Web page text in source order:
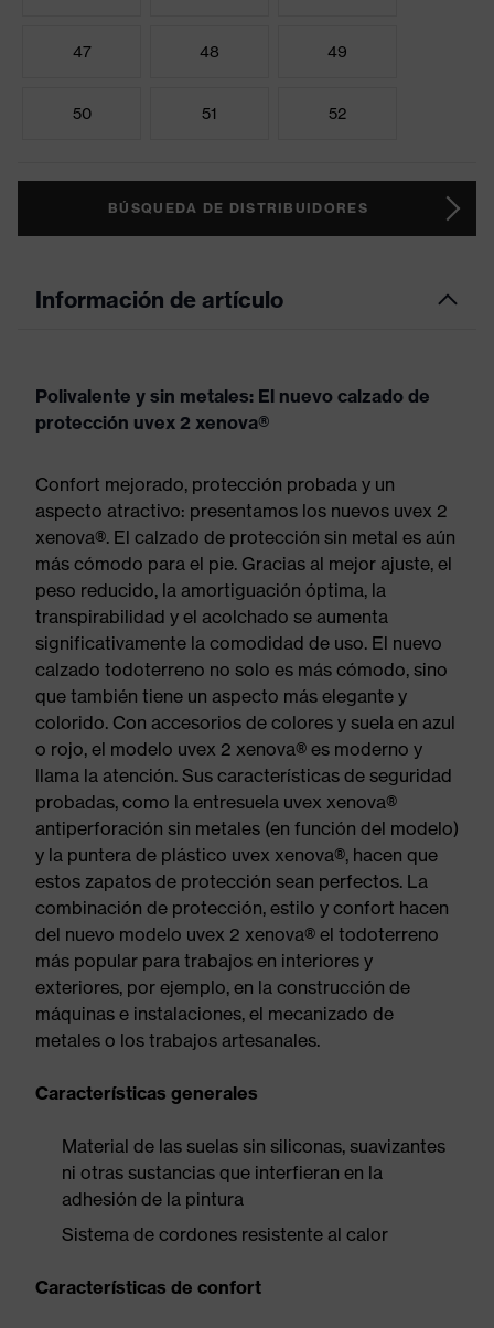
47 48 49
50 51 52
BÚSQUEDA DE DISTRIBUIDORES
Información de artículo
Polivalente y sin metales: El nuevo calzado de
protección uvex 2 xenova®
Confort mejorado, protección probada y un
aspecto atractivo: presentamos los nuevos uvex 2
xenova®. El calzado de protección sin metal es aún
más cómodo para el pie. Gracias al mejor ajuste, el
peso reducido, la amortiguación óptima, la
transpirabilidad y el acolchado se aumenta
significativamente la comodidad de uso. El nuevo
calzado todoterreno no solo es más cómodo, sino
que también tiene un aspecto más elegante y
colorido. Con accesorios de colores y suela en azul
o rojo, el modelo uvex 2 xenova® es moderno y
llama la atención. Sus características de seguridad
probadas, como la entresuela uvex xenova®
antiperforación sin metales (en función del modelo)
y la puntera de plástico uvex xenova®, hacen que
estos zapatos de protección sean perfectos. La
combinación de protección, estilo y confort hacen
del nuevo modelo uvex 2 xenova® el todoterreno
más popular para trabajos en interiores y
exteriores, por ejemplo, en la construcción de
máquinas e instalaciones, el mecanizado de
metales o los trabajos artesanales.
Características generales
Material de las suelas sin siliconas, suavizantes
ni otras sustancias que interfieran en la
adhesión de la pintura
Sistema de cordones resistente al calor
Características de confort